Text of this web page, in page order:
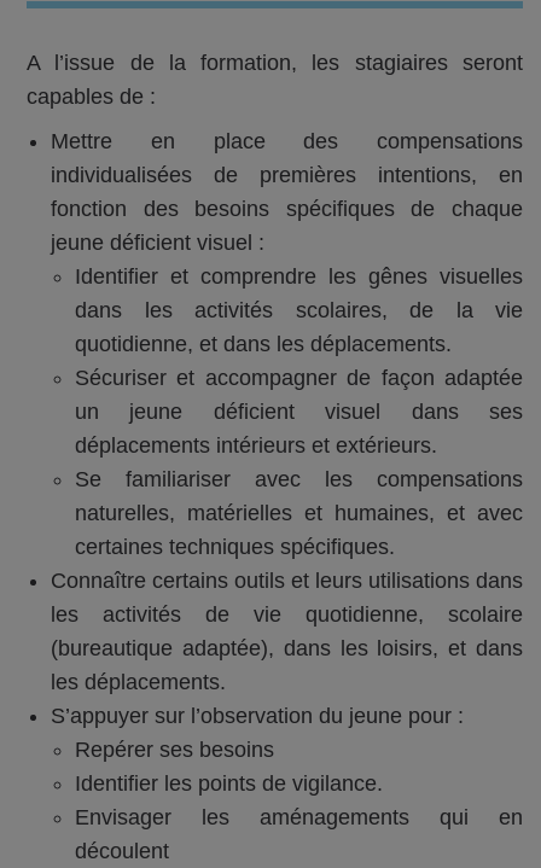
A l’issue de la formation, les stagiaires seront
capables de :
Mettre en place des compensations
individualisées de premières intentions, en
fonction des besoins spécifiques de chaque
jeune déficient visuel :
Identifier et comprendre les gênes visuelles
dans les activités scolaires, de la vie
quotidienne, et dans les déplacements.
Sécuriser et accompagner de façon adaptée
un jeune déficient visuel dans ses
déplacements intérieurs et extérieurs.
Se familiariser avec les compensations
naturelles, matérielles et humaines, et avec
certaines techniques spécifiques.
Connaître certains outils et leurs utilisations dans
les activités de vie quotidienne, scolaire
(bureautique adaptée), dans les loisirs, et dans
les déplacements.
S’appuyer sur l’observation du jeune pour :
Repérer ses besoins
Identifier les points de vigilance.
Envisager les aménagements qui en
découlent